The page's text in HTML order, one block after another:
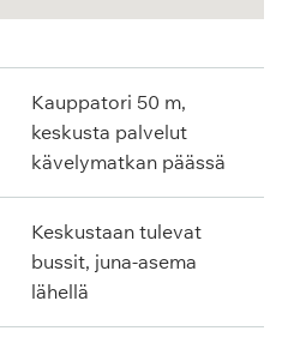
Kauppatori 50 m,
keskusta palvelut
kävelymatkan päässä
Keskustaan tulevat
bussit, juna-asema
lähellä